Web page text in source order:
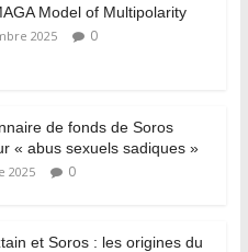
Model of Multipolarity
2025 0
de fonds de Soros
« abus sexuels sadiques »
2025 0
et Soros : les origines du